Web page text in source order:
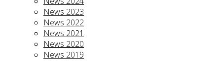
News 2023
News 2022
News 2021
News 2020
News 2019